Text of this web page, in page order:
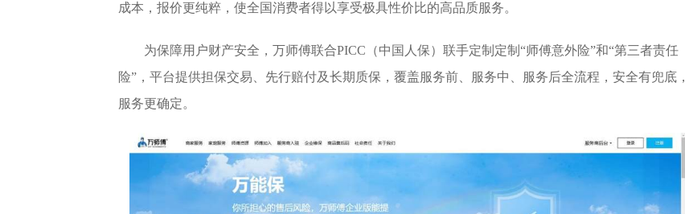
成本，报价更纯粹，使全国消费者得以享受极具性价比的高品质服务。
为保障用户财产安全，万师傅联合PICC（中国人保）联手定制定制“师傅意外险”和“第三者责任
险”，平台提供担保交易、先行赔付及长期质保，覆盖服务前、服务中、服务后全流程，安全有兜底，
服务更确定。